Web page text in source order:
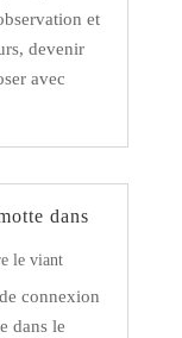
et
devenir
avec
dans
le viant
connexion
dans le